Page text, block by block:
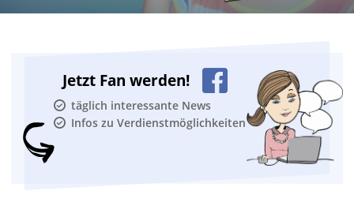
Jetzt Fan werden!
täglich interessante News
Infos zu Verdienstmöglichkeiten